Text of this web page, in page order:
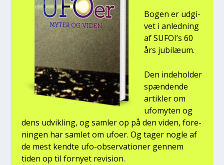
Bogen er udgi­
vet i anled­ning
af SUFOI’s 60
års jubilæum.
Den inde­hol­der
spæn­den­de
artik­ler om
ufo­myten og
dens udvik­ling, og sam­ler op på den viden, for­e­
nin­gen har sam­let om ufo­er. Og tager nog­le af
de mest kend­te ufo-obser­va­tio­ner gen­nem
tiden op til for­ny­et revi­sion.